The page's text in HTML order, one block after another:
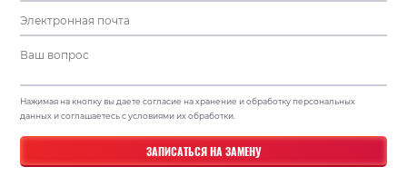
Нажимая на кнопку вы даете согласие на хранение и обработку персональных
данных и соглашаетесь с условиями их обработки.